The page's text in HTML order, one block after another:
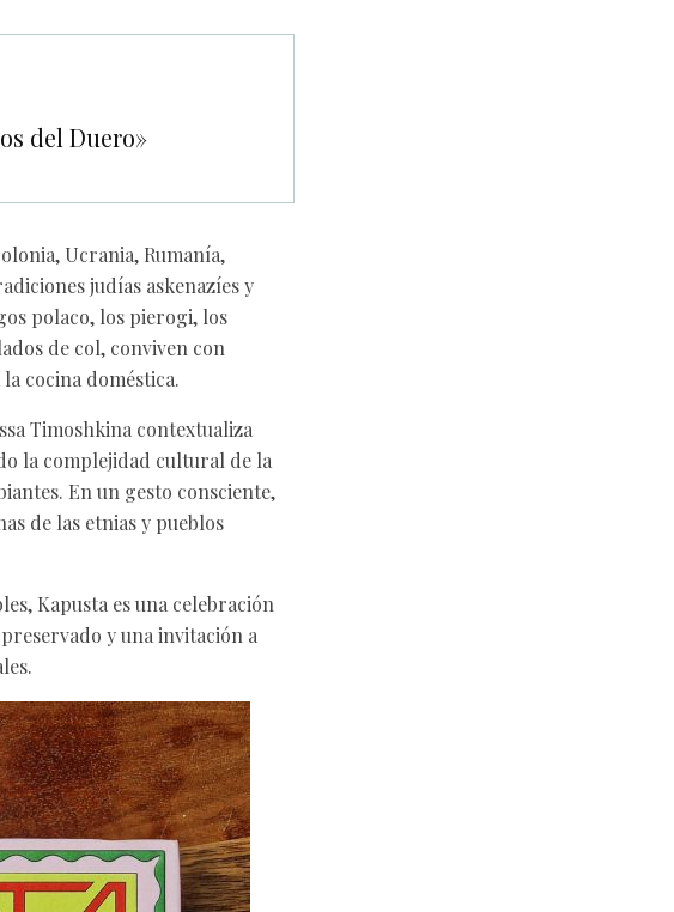
del Duero»
Ucrania, Rumanía,
judías askenazíes y
polaco, los pierogi, los
de col, conviven con
cocina doméstica.
Timoshkina contextualiza
la complejidad cultural de la
En un gesto consciente,
de las etnias y pueblos
Kapusta es una celebración
y una invitación a